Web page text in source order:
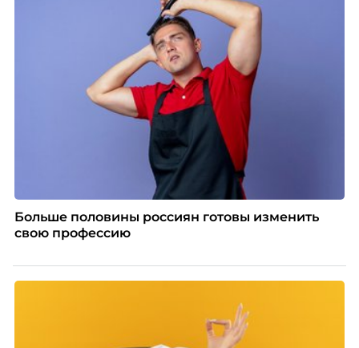
Больше половины россиян готовы изменить
свою профессию